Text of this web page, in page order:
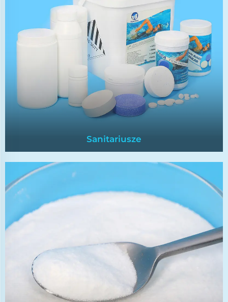
Sanitariusze
Sanitariusze
Tabletki chlорowe są powszechnie stosowanym
efektywności w zabijaniu bakterii, glonów i澄清
owania wody.